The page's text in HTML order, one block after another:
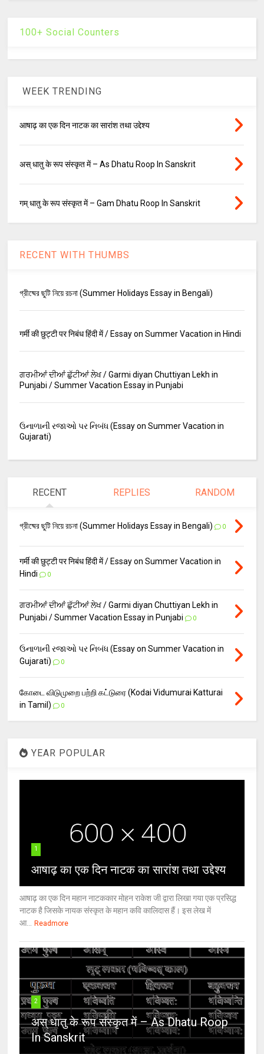
100+ Social Counters
WEEK TRENDING
आषाढ़ का एक दिन नाटक का सारांश तथा उद्देश्य
अस् धातु के रूप संस्कृत में – As Dhatu Roop In Sanskrit
गम् धातु के रूप संस्कृत में – Gam Dhatu Roop In Sanskrit
RECENT WITH THUMBS
গ্রীষ্মের ছুটি নিয়ে রচনা (Summer Holidays Essay in Bengali)
गर्मी की छुट्टी पर निबंध हिंदी में / Essay on Summer Vacation in Hindi
ਗਰਮੀਆਂ ਦੀਆਂ ਛੁੱਟੀਆਂ ਲੇਖ / Garmi diyan Chuttiyan Lekh in
Punjabi / Summer Vacation Essay in Punjabi
ઉનાળાની રજાઓ પર નિબંધ (Essay on Summer Vacation in
Gujarati)
RECENT REPLIES RANDOM
গ্রীষ্মের ছুটি নিয়ে রচনা (Summer Holidays Essay in Bengali) 0
गर्मी की छुट्टी पर निबंध हिंदी में / Essay on Summer Vacation in
Hindi
0
ਗਰਮੀਆਂ ਦੀਆਂ ਛੁੱਟੀਆਂ ਲੇਖ / Garmi diyan Chuttiyan Lekh in
Punjabi / Summer Vacation Essay in Punjabi
0
ઉનાળાની રજાઓ પર નિબંધ (Essay on Summer Vacation in
Gujarati)
0
கோடை விடுமுறை பற்றி கட்டுரை (Kodai Vidumurai Katturai
in Tamil)
0
YEAR POPULAR
1
आषाढ़ का एक दिन नाटक का सारांश तथा उद्देश्य
आषाढ़ का एक दिन महान नाटककार मोहन राकेश जी द्वारा लिखा गया एक प्रसिद्ध
नाटक है जिसके नायक संस्कृत के महान कवि कालिदास हैं। इस लेख में
आ... Readmore
2
अस् धातु के रूप संस्कृत में – As Dhatu Roop
In Sanskrit